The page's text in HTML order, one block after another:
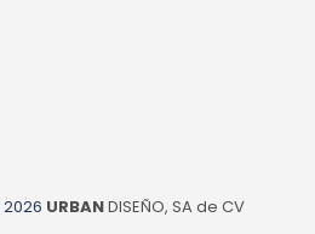
2026 URBANDISEÑO, SA de CV